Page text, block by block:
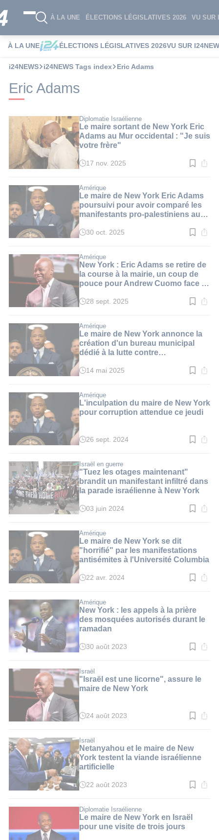
À LA UNE ÉLECTIONS LÉGISLATIVES 2026 VU SUR
À LA UNE ÉLECTIONS LÉGISLATIVES 2026VU SUR
i24NEWS i24NEWS Tags index Eric Adams
Eric Adams
Diplomatie Israélienne
Le maire sortant de New York Eric
Adams au Mur occidental : "Je suis
votre frère"
Temps
:
3
min.
17 nov. 2025
Amérique
Le maire de New York Eric Adams
poursuivi pour avoir comparé les
manifestants pro-palestiniens au
Temps
:
2
min.
30 oct. 2025
Amérique
New York : Eric Adams se retire de
la course à la mairie, un coup de
pouce pour Andrew Cuomo face à
Temps
:
2
min.
28 sept. 2025
Amérique
Le maire de New York annonce la
création d'un bureau municipal
dédié à la lutte contre
Temps
:
3
min.
14 mai 2025
Amérique
L'inculpation du maire de New York
pour corruption attendue ce jeudi
Temps
:
3
min.
26 sept. 2024
Israël en guerre
"Tuez les otages maintenant"
brandit un manifestant infiltré dans
la parade israélienne à New York
Temps
:
2
min.
03 juin 2024
Amérique
Le maire de New York se dit
"horrifié" par les manifestations
antisémites à l'Université Columbia
Temps
:
3
min.
22 avr. 2024
Amérique
New York : les appels à la prière
des mosquées autorisés durant le
ramadan
Temps
:
3
min.
30 août 2023
Israël
"Israël est une licorne", assure le
maire de New York
Temps
:
3
min.
24 août 2023
Israël
Netanyahou et le maire de New
York testent la viande israélienne
artificielle
Temps
:
3
min.
22 août 2023
Diplomatie Israélienne
Le maire de New York en Israël
pour une visite de trois jours